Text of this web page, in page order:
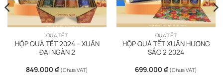
QUÀ TẾT
HỘP QUÀ TẾT 2024 – XUÂN
ĐẠI NGÀN 2
849.000 ₫ (Chưa VAT)
QUÀ TẾT
HỘP QUÀ TẾT XUÂN HƯƠNG
SẮC 2 2024
699.000 ₫ (Chưa VAT)